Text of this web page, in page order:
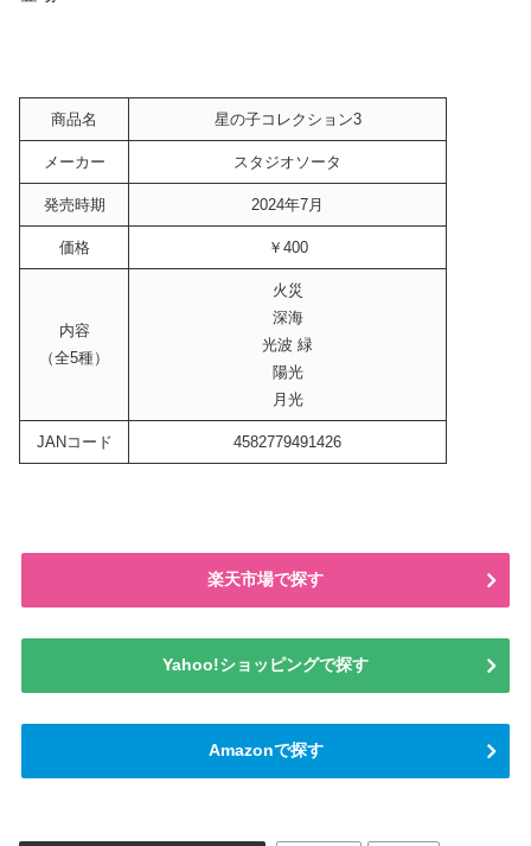
商品名 星の子コレクション3
メーカー スタジオソータ
発売時期 2024年7月
価格 ￥400
内容
（全5種）
火災
深海
光波 緑
陽光
月光
JANコード 4582779491426
楽天市場で探す
Yahoo!ショッピングで探す
Amazonで探す